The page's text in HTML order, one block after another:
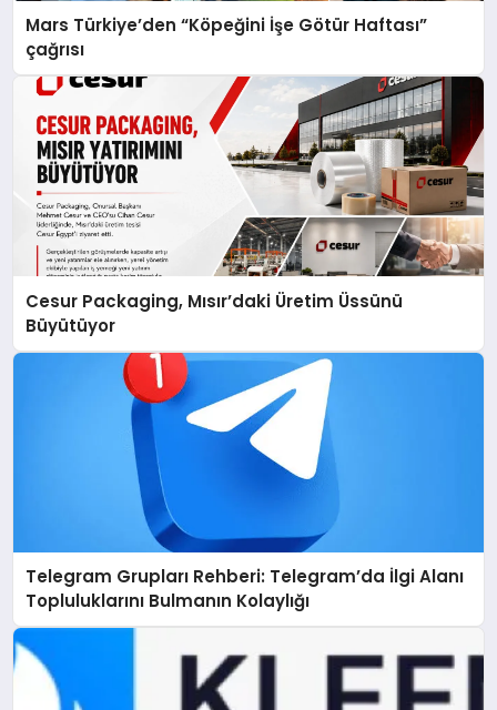
Mars Türkiye’den “Köpeğini İşe Götür Haftası”
çağrısı
Cesur Packaging, Mısır’daki Üretim Üssünü
Büyütüyor
Telegram Grupları Rehberi: Telegram’da İlgi Alanı
Topluluklarını Bulmanın Kolaylığı